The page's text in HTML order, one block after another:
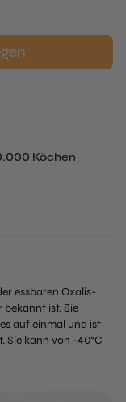
Köchen
essbaren Oxalis-
ist. Sie
auf einmal und ist
Sie kann von -40°C